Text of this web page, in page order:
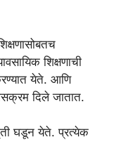
शिक्षणाची
येते. आणि
दिले जातात.
घडून येते. प्रत्येक